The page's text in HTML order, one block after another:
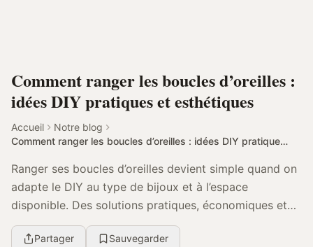
Comment ranger les boucles d’oreilles :
idées DIY pratiques et esthétiques
Accueil
Notre blog
Comment ranger les boucles d’oreilles : idées DIY pratiques et esthétiques
Ranger ses boucles d’oreilles devient simple quand on
adapte le DIY au type de bijoux et à l’espace
disponible. Des solutions pratiques, économiques et
durables pour ne plus perdre une seule paire...
Partager Sauvegarder